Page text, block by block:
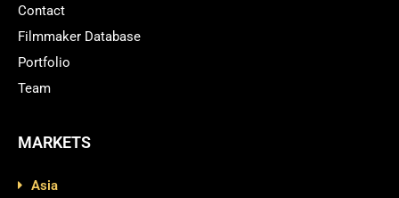
Contact
Filmmaker Database
Portfolio
Team
MARKETS
Asia